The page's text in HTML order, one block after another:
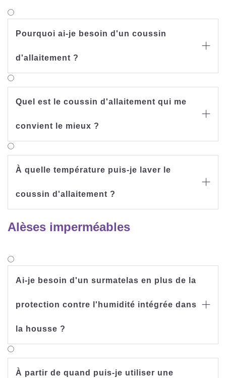
Pourquoi ai-je besoin d'un coussin
d'allaitement ?

Quel est le coussin d'allaitement qui me
convient le mieux ?

À quelle température puis-je laver le
coussin d'allaitement ?

Alèses imperméables
Ai-je besoin d'un surmatelas en plus de la
protection contre l'humidité intégrée dans
la housse ?

À partir de quand puis-je utiliser une